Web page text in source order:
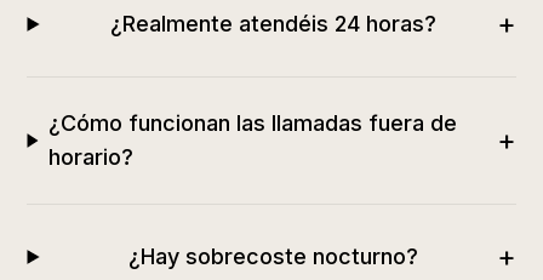
¿Realmente atendéis 24 horas? +
¿Cómo funcionan las llamadas fuera de
horario?
+
¿Hay sobrecoste nocturno? +